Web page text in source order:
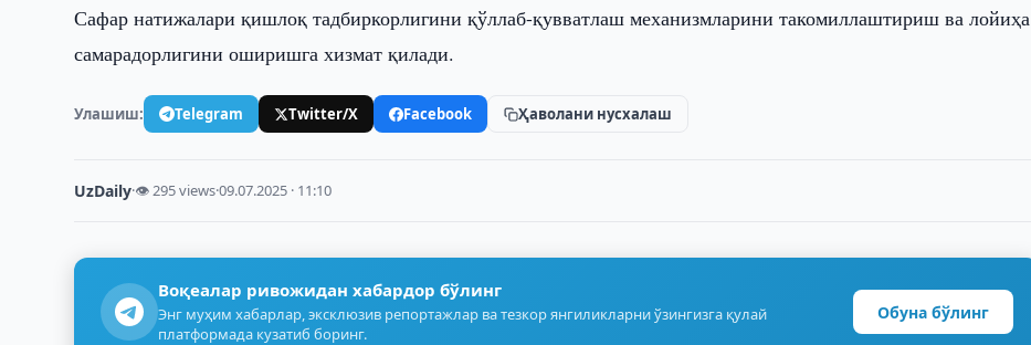
Сафар натижалари қишлоқ тадбиркорлигини қўллаб-қувватлаш механизмларини такомиллаштириш ва лойиҳа
самарадорлигини оширишга хизмат қилади.
Улашиш: Telegram Twitter/X Facebook Ҳаволани нусхалаш
UzDaily·👁 295 views·09.07.2025 · 11:10
Воқеалар ривожидан хабардор бўлинг
Энг муҳим хабарлар, эксклюзив репортажлар ва тезкор янгиликларни ўзингизга қулай
платформада кузатиб боринг.
Обуна бўлинг